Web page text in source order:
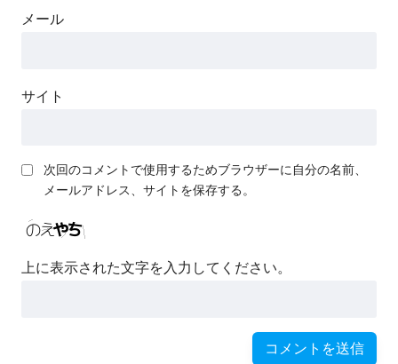
メール
サイト
次回のコメントで使用するためブラウザーに自分の名前、
メールアドレス、サイトを保存する。
上に表示された文字を入力してください。